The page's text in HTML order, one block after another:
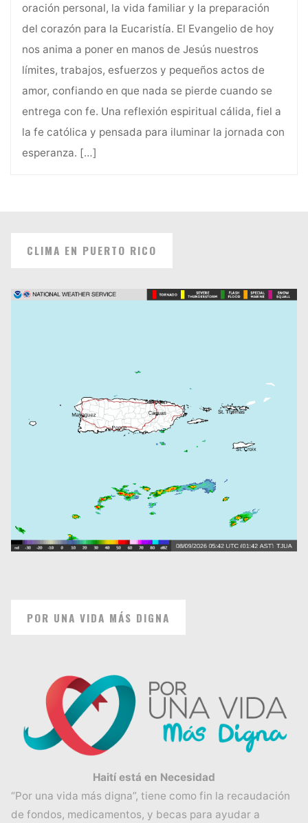
oración personal, la vida familiar y la preparación
del corazón para la Eucaristía. El Evangelio de hoy
nos anima a poner en manos de Jesús nuestros
límites, trabajos, esfuerzos y pequeños actos de
amor, confiando en que nada se pierde cuando se
entrega con fe. Una reflexión espiritual cálida, fiel a
la fe católica y pensada para iluminar la jornada con
esperanza. […]
CLIMA EN PUERTO RICO
POR UNA VIDA MÁS DIGNA
Haití está en Necesidad
“Por una vida más digna”, tiene como fin la recaudación
de fondos, medicamentos, y becas para ayudar a